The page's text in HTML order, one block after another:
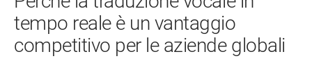
tempo reale è un vantaggio
competitivo per le aziende globali